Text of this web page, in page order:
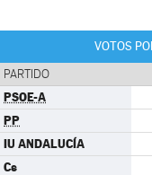
VOTOS
PARTIDO
PSOE-A
PP
IU ANDALUCÍA
Cs